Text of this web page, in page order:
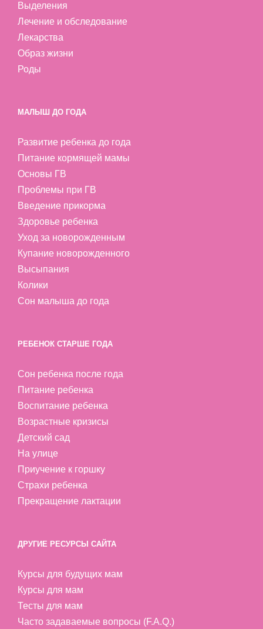
Выделения
Лечение и обследование
Лекарства
Образ жизни
Роды
МАЛЫШ ДО ГОДА
Развитие ребенка до года
Питание кормящей мамы
Основы ГВ
Проблемы при ГВ
Введение прикорма
Здоровье ребенка
Уход за новорожденным
Купание новорожденного
Высыпания
Колики
Сон малыша до года
РЕБЕНОК СТАРШЕ ГОДА
Сон ребенка после года
Питание ребенка
Воспитание ребенка
Возрастные кризисы
Детский сад
На улице
Приучение к горшку
Страхи ребенка
Прекращение лактации
ДРУГИЕ РЕСУРСЫ САЙТА
Курсы для будущих мам
Курсы для мам
Тесты для мам
Часто задаваемые вопросы (F.A.Q.)